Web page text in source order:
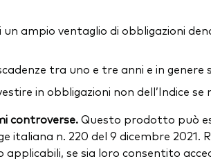
ampio ventaglio di obbligazioni
tra uno e tre anni e in
in obbligazioni non dell’Indice
controverse.Questo prodotto può
italiana n. 220 del 9 dicembre
applicabili, se sia loro consentito